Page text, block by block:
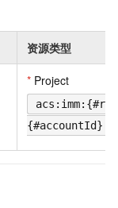
资源类型
* Project